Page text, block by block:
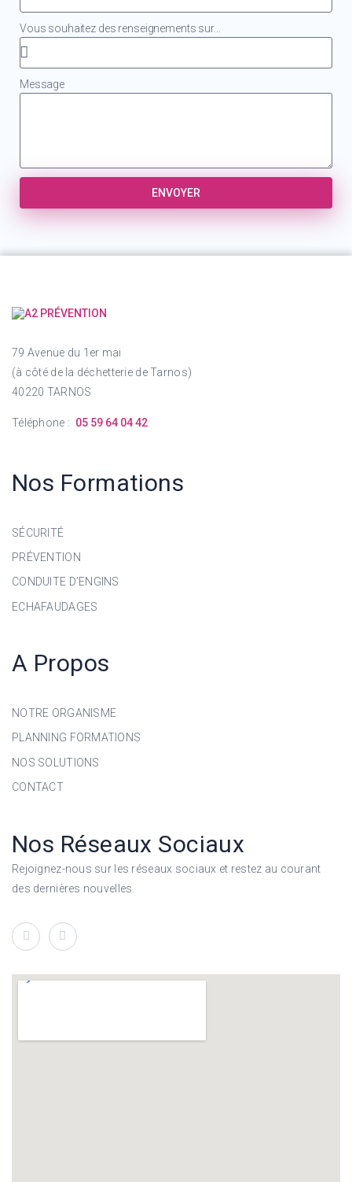
Vous souhaitez des renseignements sur...
Message
ENVOYER
79 Avenue du 1er mai
(à côté de la déchetterie de Tarnos)
40220 TARNOS
Téléphone : 05 59 64 04 42
Nos Formations
SÉCURITÉ
PRÉVENTION
CONDUITE D’ENGINS
ECHAFAUDAGES
A Propos
NOTRE ORGANISME
PLANNING FORMATIONS
NOS SOLUTIONS
CONTACT
Nos Réseaux Sociaux
Rejoignez-nous sur les réseaux sociaux et restez au courant
des dernières nouvelles.